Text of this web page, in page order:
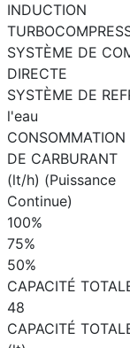
INDUCTION
SYSTÈME DE
DIRECTE
SYSTÈME DE
l'eau
CONSOMMATION
DE CARBURANT
(lt/h) (Puissance
Continue)
100%
75%
50%
CAPACITÉ
48
CAPACITÉ